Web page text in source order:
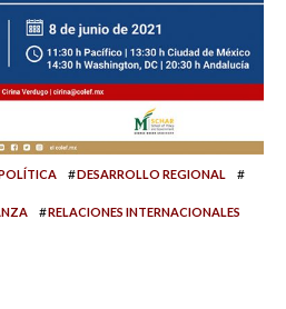
#DESARROLLO REGIONAL #
#RELACIONES INTERNACIONALES